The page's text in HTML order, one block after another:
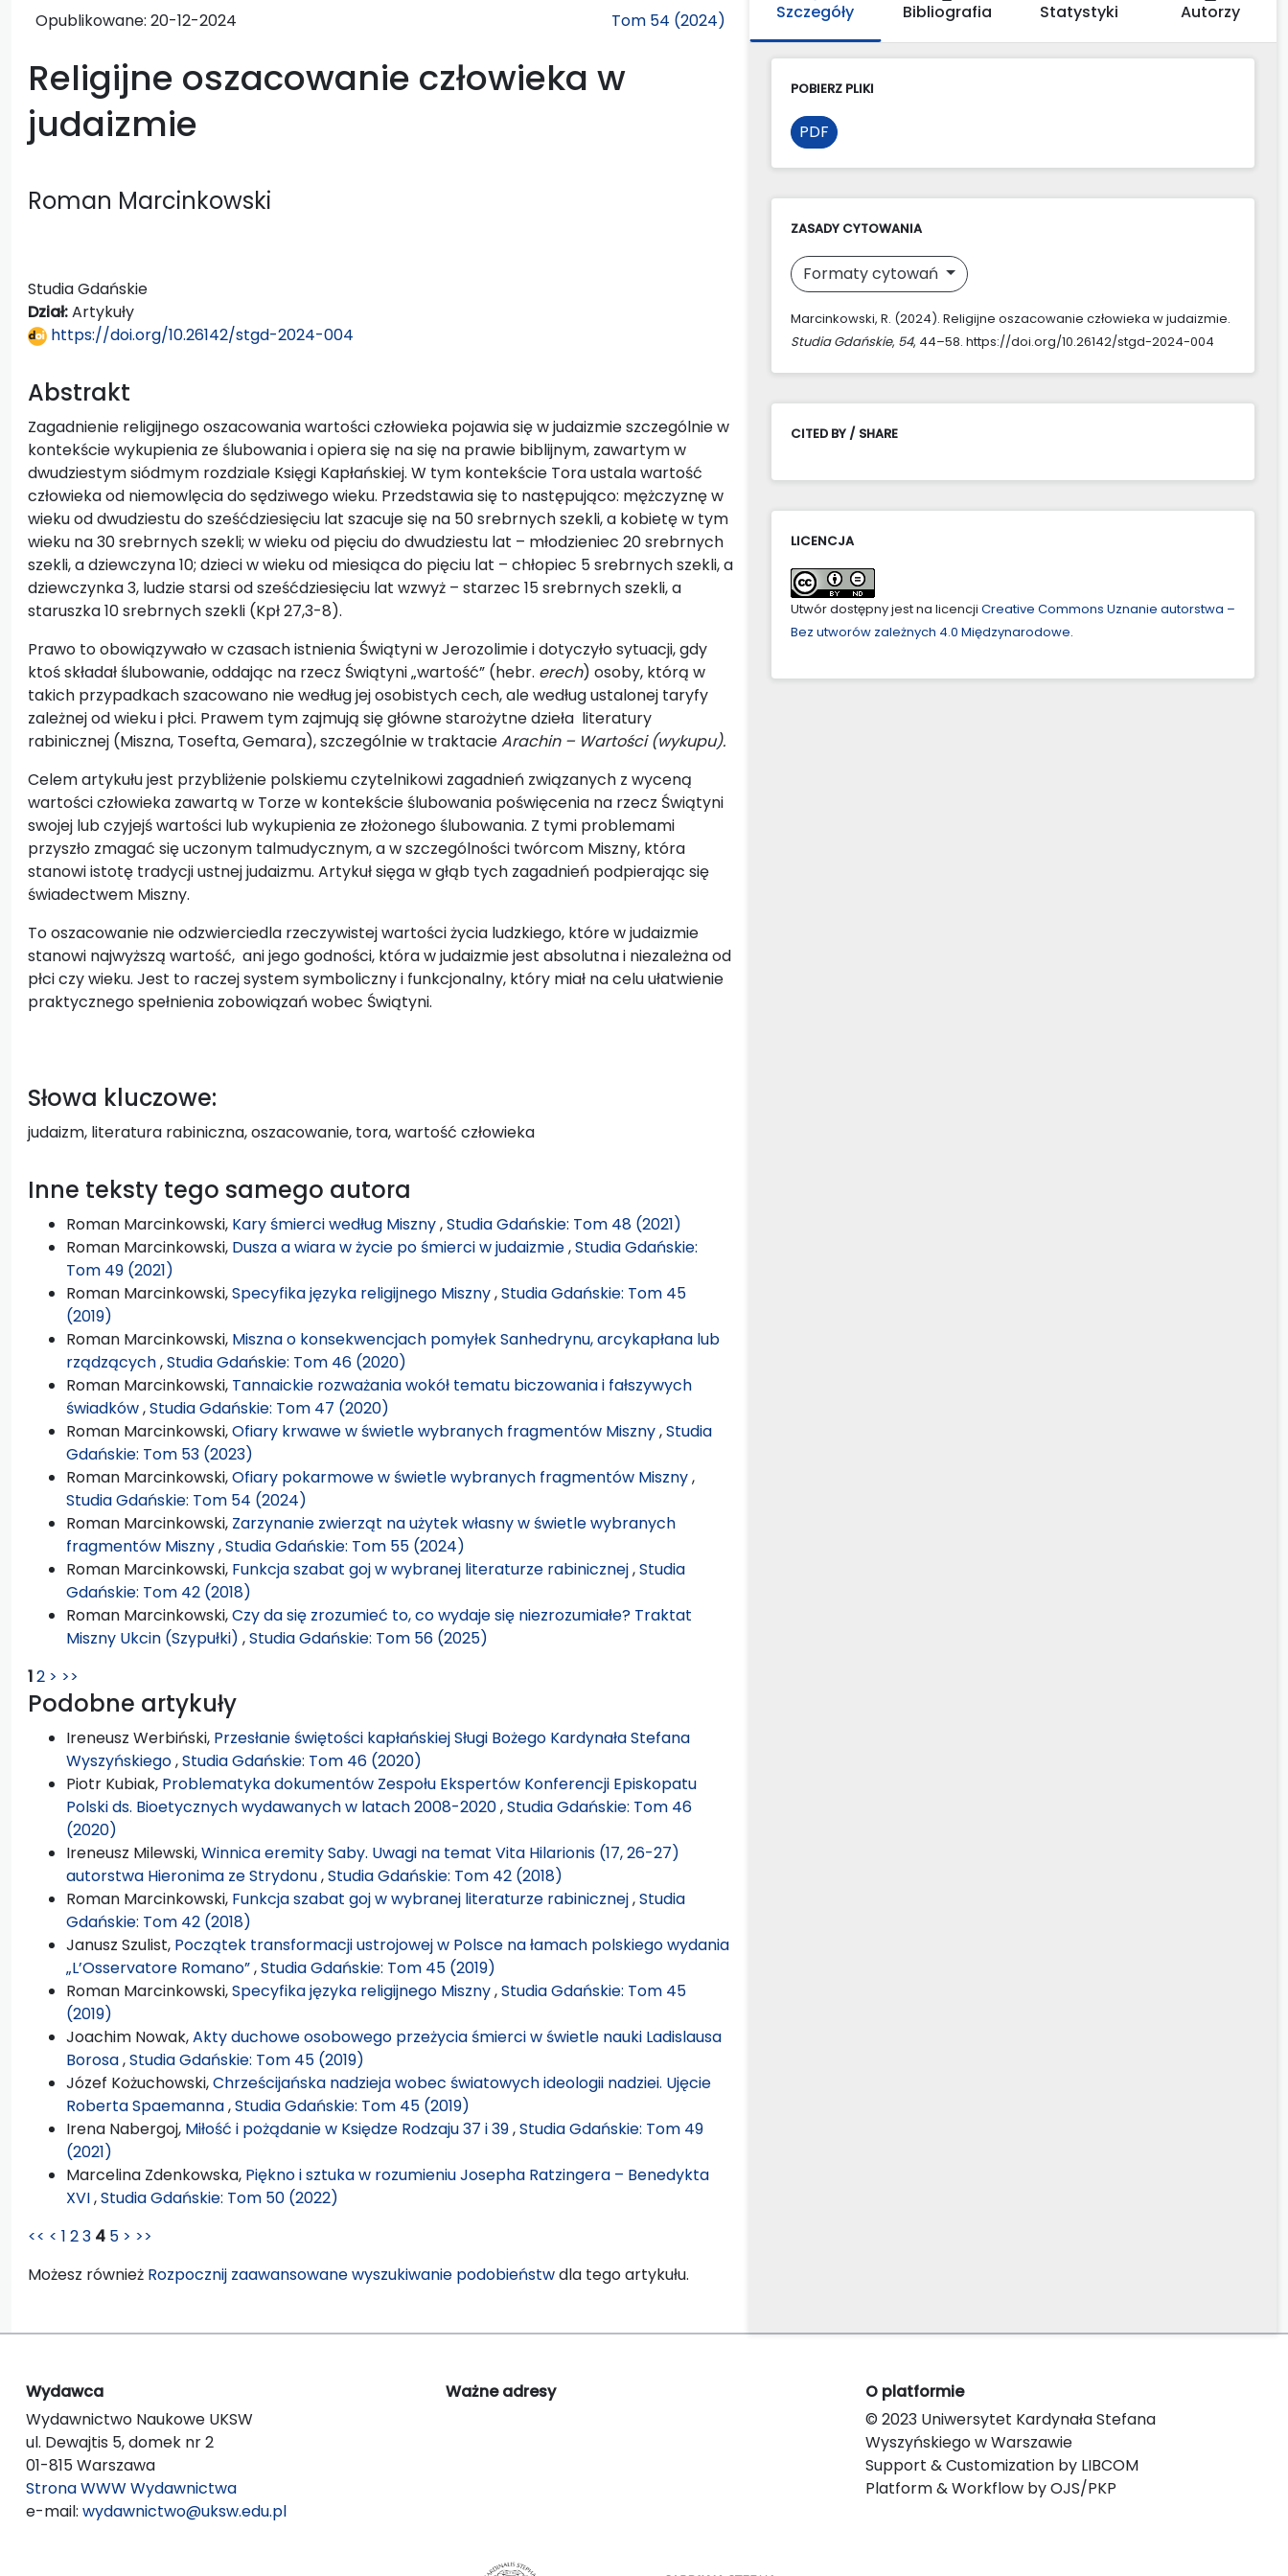
Opublikowane: 20-12-2024 Tom 54 (2024)
Religijne oszacowanie człowieka w
judaizmie
Roman Marcinkowski
Studia Gdańskie
Dział:Artykuły
https://doi.org/10.26142/stgd-2024-004
Abstrakt
Zagadnienie religijnego oszacowania wartości człowieka pojawia się w judaizmie szczególnie w
kontekście wykupienia ze ślubowania i opiera się na się na prawie biblijnym, zawartym w
dwudziestym siódmym rozdziale Księgi Kapłańskiej. W tym kontekście Tora ustala wartość
człowieka od niemowlęcia do sędziwego wieku. Przedstawia się to następująco: mężczyznę w
wieku od dwudziestu do sześćdziesięciu lat szacuje się na 50 srebrnych szekli, a kobietę w tym
wieku na 30 srebrnych szekli; w wieku od pięciu do dwudziestu lat – młodzieniec 20 srebrnych
szekli, a dziewczyna 10; dzieci w wieku od miesiąca do pięciu lat – chłopiec 5 srebrnych szekli, a
dziewczynka 3, ludzie starsi od sześćdziesięciu lat wzwyż – starzec 15 srebrnych szekli, a
staruszka 10 srebrnych szekli (Kpł 27,3-8).
Prawo to obowiązywało w czasach istnienia Świątyni w Jerozolimie i dotyczyło sytuacji, gdy
ktoś składał ślubowanie, oddając na rzecz Świątyni „wartość” (hebr. erech) osoby, którą w
takich przypadkach szacowano nie według jej osobistych cech, ale według ustalonej taryfy
zależnej od wieku i płci. Prawem tym zajmują się główne starożytne dzieła literatury
rabinicznej (Miszna, Tosefta, Gemara), szczególnie w traktacieArachin – Wartości (wykupu).
Celem artykułu jest przybliżenie polskiemu czytelnikowi zagadnień związanych z wyceną
wartości człowieka zawartą w Torze w kontekście ślubowania poświęcenia na rzecz Świątyni
swojej lub czyjejś wartości lub wykupienia ze złożonego ślubowania. Z tymi problemami
przyszło zmagać się uczonym talmudycznym, a w szczególności twórcom Miszny, która
stanowi istotę tradycji ustnej judaizmu. Artykuł sięga w głąb tych zagadnień podpierając się
świadectwem Miszny.
To oszacowanie nie odzwierciedla rzeczywistej wartości życia ludzkiego, które w judaizmie
stanowi najwyższą wartość, ani jego godności, która w judaizmie jest absolutna i niezależna od
płci czy wieku. Jest to raczej system symboliczny i funkcjonalny, który miał na celu ułatwienie
praktycznego spełnienia zobowiązań wobec Świątyni.
Słowa kluczowe:
judaizm, literatura rabiniczna, oszacowanie, tora, wartość człowieka
Inne teksty tego samego autora
Roman Marcinkowski, Kary śmierci według Miszny,Studia Gdańskie: Tom 48 (2021)
Roman Marcinkowski, Dusza a wiara w życie po śmierci w judaizmie,Studia Gdańskie:
Tom 49 (2021)
Roman Marcinkowski,Specyfika języka religijnego Miszny,Studia Gdańskie: Tom 45
(2019)
Roman Marcinkowski, Miszna o konsekwencjach pomyłek Sanhedrynu, arcykapłana lub
rządzących,Studia Gdańskie: Tom 46 (2020)
Roman Marcinkowski, Tannaickie rozważania wokół tematu biczowania i fałszywych
świadków,Studia Gdańskie: Tom 47 (2020)
Roman Marcinkowski,Ofiary krwawe w świetle wybranych fragmentów Miszny,Studia
Gdańskie: Tom 53 (2023)
Roman Marcinkowski,Ofiary pokarmowe w świetle wybranych fragmentów Miszny,
Studia Gdańskie: Tom 54 (2024)
Roman Marcinkowski, Zarzynanie zwierząt na użytek własny w świetle wybranych
fragmentów Miszny,Studia Gdańskie: Tom 55 (2024)
Roman Marcinkowski, Funkcja szabat goj w wybranej literaturze rabinicznej,Studia
Gdańskie: Tom 42 (2018)
Roman Marcinkowski,Czy da się zrozumieć to, co wydaje się niezrozumiałe? Traktat
Miszny Ukcin (Szypułki) ,Studia Gdańskie: Tom 56 (2025)
12 > >>
Podobne artykuły
Ireneusz Werbiński, Przesłanie świętości kapłańskiej Sługi Bożego Kardynała Stefana
Wyszyńskiego,Studia Gdańskie: Tom 46 (2020)
Piotr Kubiak, Problematyka dokumentów Zespołu Ekspertów Konferencji Episkopatu
Polski ds. Bioetycznych wydawanych w latach 2008-2020,Studia Gdańskie: Tom 46
(2020)
Ireneusz Milewski,Winnica eremity Saby. Uwagi na temat Vita Hilarionis (17, 26-27)
autorstwa Hieronima ze Strydonu,Studia Gdańskie: Tom 42 (2018)
Roman Marcinkowski, Funkcja szabat goj w wybranej literaturze rabinicznej,Studia
Gdańskie: Tom 42 (2018)
Janusz Szulist, Początek transformacji ustrojowej w Polsce na łamach polskiego wydania
„L’Osservatore Romano”,Studia Gdańskie: Tom 45 (2019)
Roman Marcinkowski,Specyfika języka religijnego Miszny,Studia Gdańskie: Tom 45
(2019)
Joachim Nowak,Akty duchowe osobowego przeżycia śmierci w świetle nauki Ladislausa
Borosa,Studia Gdańskie: Tom 45 (2019)
Józef Kożuchowski,Chrześcijańska nadzieja wobec światowych ideologii nadziei. Ujęcie
Roberta Spaemanna,Studia Gdańskie: Tom 45 (2019)
Irena Nabergoj, Miłość i pożądanie w Księdze Rodzaju 37 i 39,Studia Gdańskie: Tom 49
(2021)
Marcelina Zdenkowska, Piękno i sztuka w rozumieniu Josepha Ratzingera – Benedykta
XVI,Studia Gdańskie: Tom 50 (2022)
<< < 1 23 4 5 > >>
Możesz również Rozpocznij zaawansowane wyszukiwanie podobieństwdla tego artykułu.
Szczegóły Bibliografia Statystyki Autorzy
POBIERZ PLIKI
PDF
ZASADY CYTOWANIA
Formaty cytowań
Marcinkowski, R. (2024). Religijne oszacowanie człowieka w judaizmie.
Studia Gdańskie, 54, 44–58. https://doi.org/10.26142/stgd-2024-004
CITED BY / SHARE
LICENCJA
Utwór dostępny jest na licencji Creative Commons Uznanie autorstwa –
Bez utworów zależnych 4.0 Międzynarodowe.
Wydawca
Wydawnictwo Naukowe UKSW
ul. Dewajtis 5, domek nr 2
01-815 Warszawa
Strona WWW Wydawnictwa
e-mail: wydawnictwo@uksw.edu.pl
Ważne adresy
O platformie
© 2023 Uniwersytet Kardynała Stefana
Wyszyńskiego w Warszawie
Support & Customization by LIBCOM
Platform & Workflow by OJS/PKP